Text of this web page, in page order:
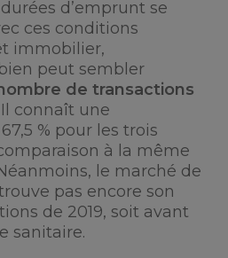
d’emprunt se
ces conditions
immobilier,
peut sembler
de transactions
Il connaît une
% pour les trois
à la même
le marché de
pas encore son
de 2019, soit avant
sanitaire.